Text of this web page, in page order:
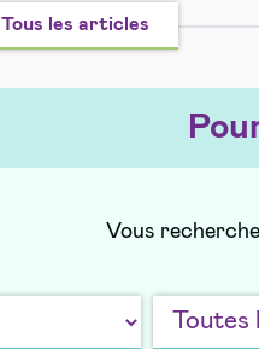
Tous les articles
Vous